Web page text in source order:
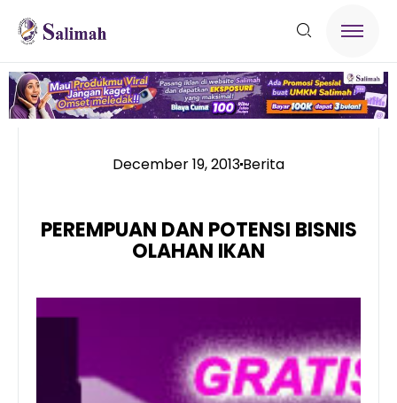
December 19, 2013Berita
PEREMPUAN DAN POTENSI BISNIS
OLAHAN IKAN